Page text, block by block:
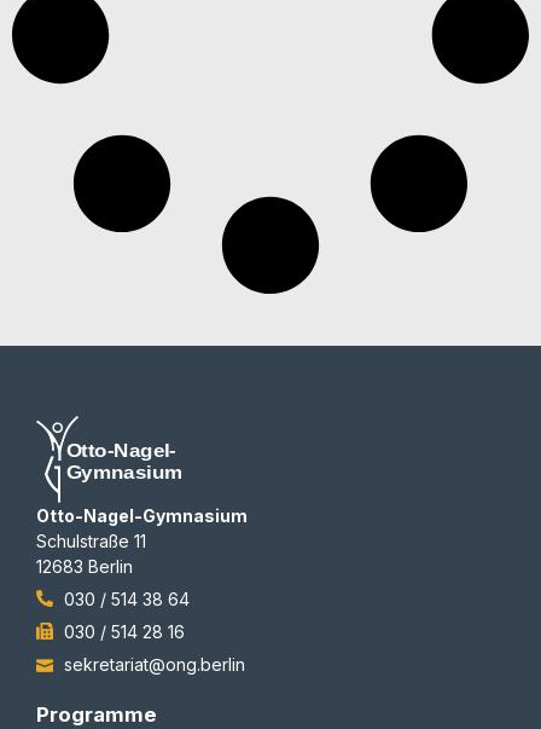
Otto-Nagel-Gymnasium
Schulstraße 11
12683 Berlin
030 / 514 38 64
030 / 514 28 16
sekretariat@ong.berlin
Programme